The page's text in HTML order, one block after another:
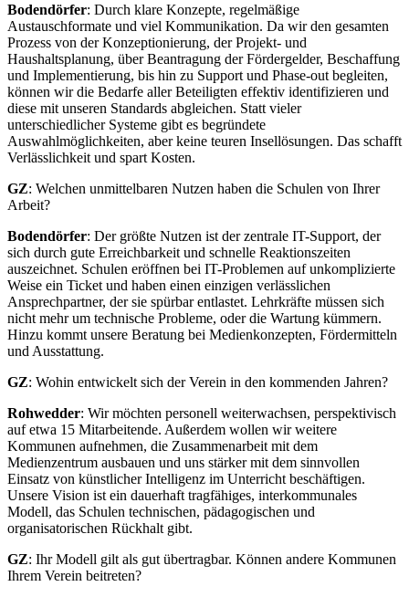
Bodendörfer: Durch klare Konzepte, regelmäßige
Austauschformate und viel Kommunikation. Da wir den gesamten
Prozess von der Konzeptionierung, der Projekt- und
Haushaltsplanung, über Beantragung der Fördergelder, Beschaffung
und Implementierung, bis hin zu Support und Phase-out begleiten,
können wir die Bedarfe aller Beteiligten effektiv identifizieren und
diese mit unseren Standards abgleichen. Statt vieler
unterschiedlicher Systeme gibt es begründete
Auswahlmöglichkeiten, aber keine teuren Insellösungen. Das schafft
Verlässlichkeit und spart Kosten.
GZ: Welchen unmittelbaren Nutzen haben die Schulen von Ihrer
Arbeit?
Bodendörfer: Der größte Nutzen ist der zentrale IT-Support, der
sich durch gute Erreichbarkeit und schnelle Reaktionszeiten
auszeichnet. Schulen eröffnen bei IT-Problemen auf unkomplizierte
Weise ein Ticket und haben einen einzigen verlässlichen
Ansprechpartner, der sie spürbar entlastet. Lehrkräfte müssen sich
nicht mehr um technische Probleme, oder die Wartung kümmern.
Hinzu kommt unsere Beratung bei Medienkonzepten, Fördermitteln
und Ausstattung.
GZ: Wohin entwickelt sich der Verein in den kommenden Jahren?
Rohwedder: Wir möchten personell weiterwachsen, perspektivisch
auf etwa 15 Mitarbeitende. Außerdem wollen wir weitere
Kommunen aufnehmen, die Zusammenarbeit mit dem
Medienzentrum ausbauen und uns stärker mit dem sinnvollen
Einsatz von künstlicher Intelligenz im Unterricht beschäftigen.
Unsere Vision ist ein dauerhaft tragfähiges, interkommunales
Modell, das Schulen technischen, pädagogischen und
organisatorischen Rückhalt gibt.
GZ: Ihr Modell gilt als gut übertragbar. Können andere Kommunen
Ihrem Verein beitreten?